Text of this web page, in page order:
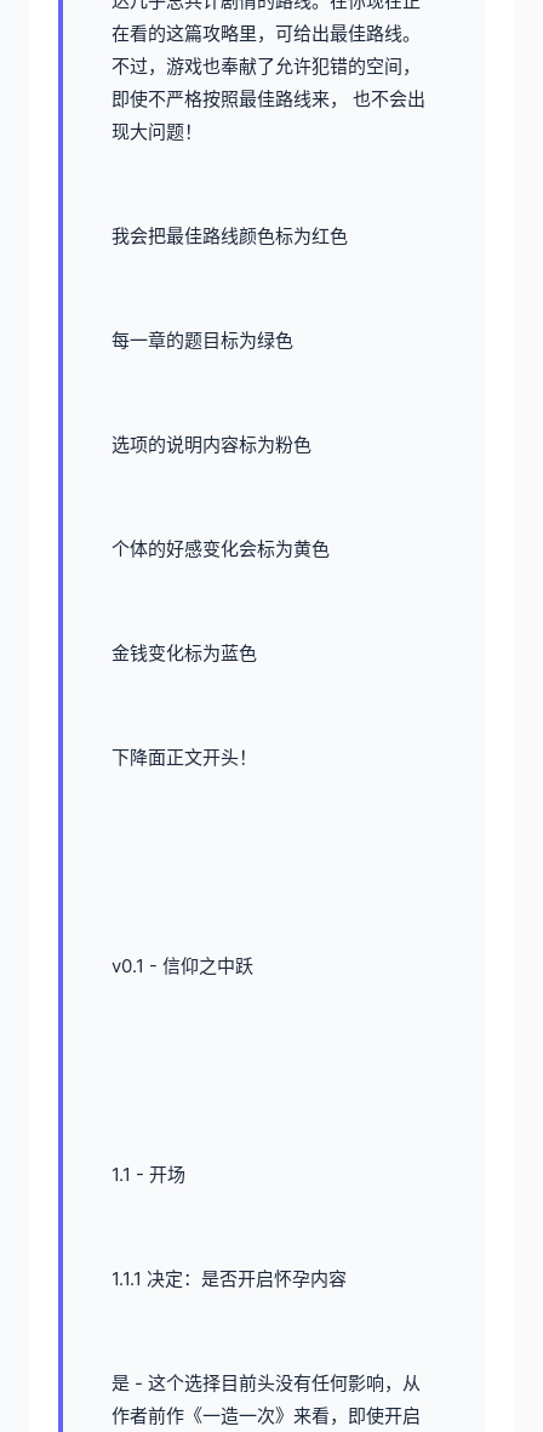
在看的这篇攻略里，可给出最佳路线。
不过，游戏也奉献了允许犯错的空间，
即使不严格按照最佳路线来， 也不会出
现大问题！
我会把最佳路线颜色标为红色
每一章的题目标为绿色
选项的说明内容标为粉色
个体的好感变化会标为黄色
金钱变化标为蓝色
下降面正文开头！
v0.1 - 信仰之中跃
1.1 - 开场
1.1.1 决定：是否开启怀孕内容
是 - 这个选择目前头没有任何影响，从
作者前作《一造一次》来看，即使开启